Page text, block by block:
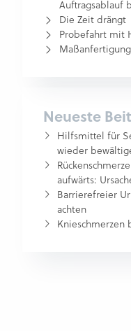
Auftragsablauf
Die Zeit drängt
Probefahrt mit
Neueste
Hilfsmittel für
wieder
aufwärts:
Barrierefreier
achten
Knieschmerzen